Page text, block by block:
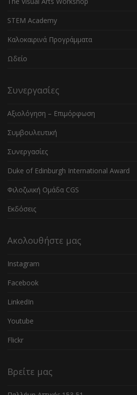
STEM Academy
Καλοκαιρινά Προγράμματα
Ωδείο
Συνεργασίες
Αξιολόγηση – Επιμόρφωση
Συμβουλευτική
Συνεργασίες
Duke of Edinburgh International Award
Φιλοζωική Ομάδα CGS
Εκδόσεις
Ακολουθήστε μας
Instagram
Facebook
LinkedIn
Youtube
Flickr
Βρείτε μας